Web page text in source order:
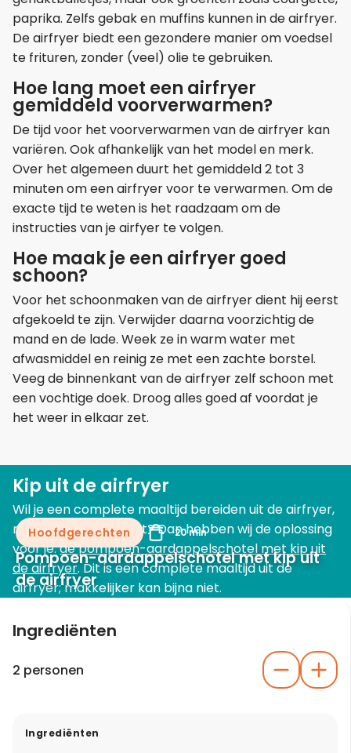
paprika. Zelfs gebak en muffins kunnen in de airfryer.
De airfryer biedt een gezondere manier om voedsel
te frituren, zonder (veel) olie te gebruiken.
Hoe lang moet een airfryer
gemiddeld voorverwarmen?
De tijd voor het voorverwarmen van de airfryer kan
variëren. Ook afhankelijk van het model en merk.
Over het algemeen duurt het gemiddeld 2 tot 3
minuten om een airfryer voor te verwarmen. Om de
exacte tijd te weten is het raadzaam om de
instructies van je airfyer te volgen.
Hoe maak je een airfryer goed
schoon?
Voor het schoonmaken van de airfryer dient hij eerst
afgekoeld te zijn. Verwijder daarna voorzichtig de
mand en de lade. Week ze in warm water met
afwasmiddel en reinig ze met een zachte borstel.
Veeg de binnenkant van de airfryer zelf schoon met
een vochtige doek. Droog alles goed af voordat je
het weer in elkaar zet.
Kip uit de airfryer
Wil je een complete maaltijd bereiden uit de airfryer,
maar weet je niet wat? Dan hebben wij de oplossing
voor je:de pompoen-aardappelschotel met kip uit
de airfryer. Dit is een complete maaltijd uit de
airfryer; makkelijker kan bijna niet.
Hoofdgerechten 20 min
Pompoen-aardappelschotel met kip uit
de airfryer
Ingrediënten
2 personen
Ingrediënten